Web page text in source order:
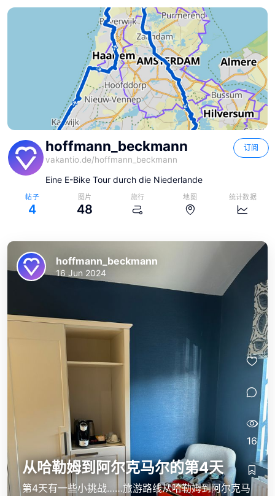
hoffmann_beckmann
vakantio.de/hoffmann_beckmann
订阅
Eine E-Bike Tour durch die Niederlande
帖子
4
图片
48
旅行 地图 统计数据
从哈勒姆到阿尔克马尔的第4天
第4天有一些小挑战……旅游路线从哈勒姆到阿尔克马
hoffmann_beckmann
16 Jun 2024
16